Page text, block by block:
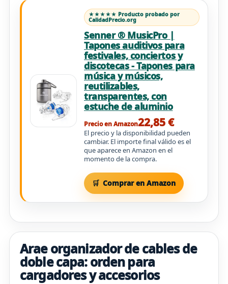
★★★★★ Producto probado por
CalidadPrecio.org
Senner ® MusicPro |
Tapones auditivos para
festivales, conciertos y
discotecas - Tapones para
música y músicos,
reutilizables,
transparentes, con
estuche de aluminio
Precio en Amazon22,85 €
El precio y la disponibilidad pueden
cambiar. El importe final válido es el
que aparece en Amazon en el
momento de la compra.
Comprar en Amazon
Arae organizador de cables de
doble capa: orden para
cargadores y accesorios